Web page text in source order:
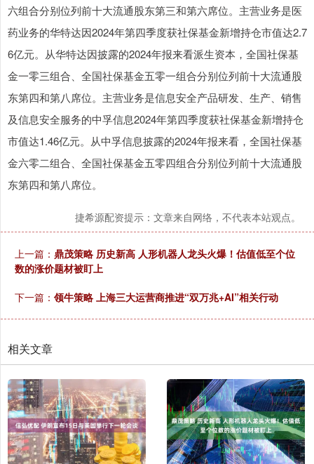
六组合分别位列前十大流通股东第三和第六席位。主营业务是医
药业务的华特达因2024年第四季度获社保基金新增持仓市值达2.7
6亿元。从华特达因披露的2024年报来看派生资本，全国社保基
金一零三组合、全国社保基金五零一组合分别位列前十大流通股
东第四和第八席位。主营业务是信息安全产品研发、生产、销售
及信息安全服务的中孚信息2024年第四季度获社保基金新增持仓
市值达1.46亿元。从中孚信息披露的2024年报来看，全国社保基
金六零二组合、全国社保基金五零四组合分别位列前十大流通股
东第四和第八席位。
捷希源配资提示：文章来自网络，不代表本站观点。
上一篇： 鼎茂策略 历史新高 人形机器人龙头火爆！估值低至个位
数的涨价题材被盯上
下一篇： 领牛策略 上海三大运营商推进“双万兆+AI”相关行动
相关文章